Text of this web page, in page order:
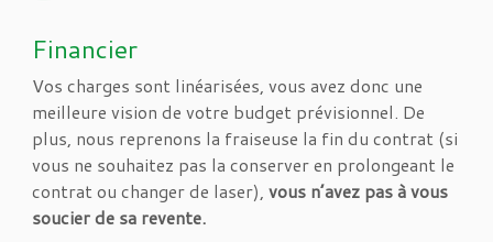
Financier
Vos charges sont linéarisées, vous avez donc une
meilleure vision de votre budget prévisionnel. De
plus, nous reprenons la fraiseuse la fin du contrat (si
vous ne souhaitez pas la conserver en prolongeant le
contrat ou changer de laser), vous n’avez pas à vous
soucier de sa revente.